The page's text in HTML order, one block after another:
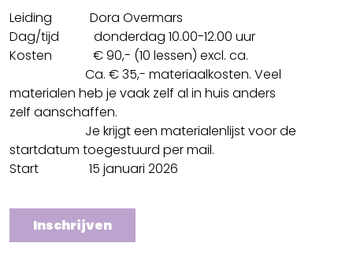
Leiding Dora Overmars
Dag/tijd donderdag 10.00-12.00 uur
Kosten € 90,- (10 lessen) excl. ca.
Ca. € 35,- materiaalkosten. Veel
materialen heb je vaak zelf al in huis anders
zelf aanschaffen.
Je krijgt een materialenlijst voor de
startdatum toegestuurd per mail.
Start 15 januari 2026
Inschrijven